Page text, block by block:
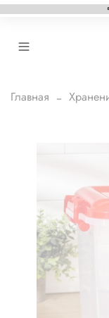
Главная